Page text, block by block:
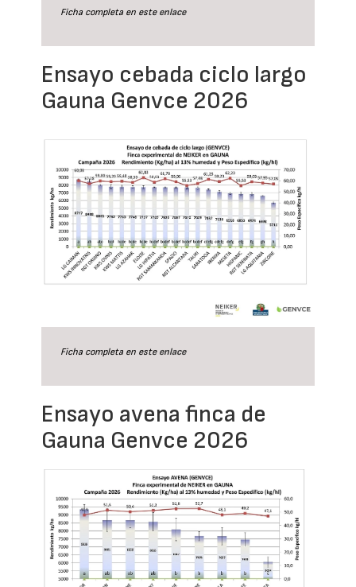
Ficha completa en este enlace
Ensayo cebada ciclo largo
Gauna Genvce 2026
Ficha completa en este enlace
Ensayo avena finca de
Gauna Genvce 2026